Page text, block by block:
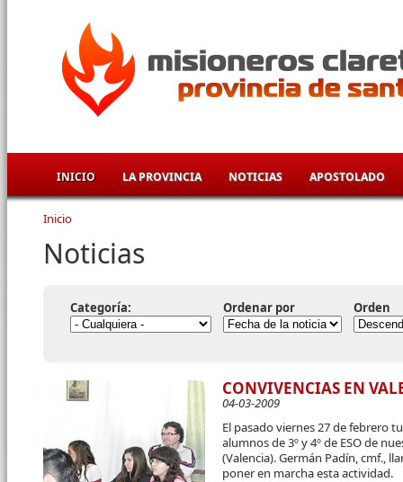
INICIO LA PROVINCIA NOTICIAS APOSTOLADO
Se encuentra usted aquí
Inicio
Noticias
Categoría: Ordenar por Orden
CONVIVENCIAS EN
04-03-2009
El pasado viernes 27 de febrero
alumnos de 3º y 4º de ESO de
(Valencia). Germán Padín, cmf.,
poner en marcha esta actividad.